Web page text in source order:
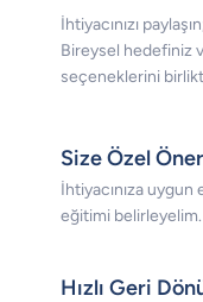
İhtiyacınızı
Bireysel hedefiniz
seçeneklerini
Size Özel
İhtiyacınıza
eğitimi belirleyelim.
Hızlı Geri